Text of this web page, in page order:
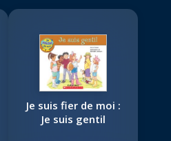
Je suis fier de moi :
Je suis gentil